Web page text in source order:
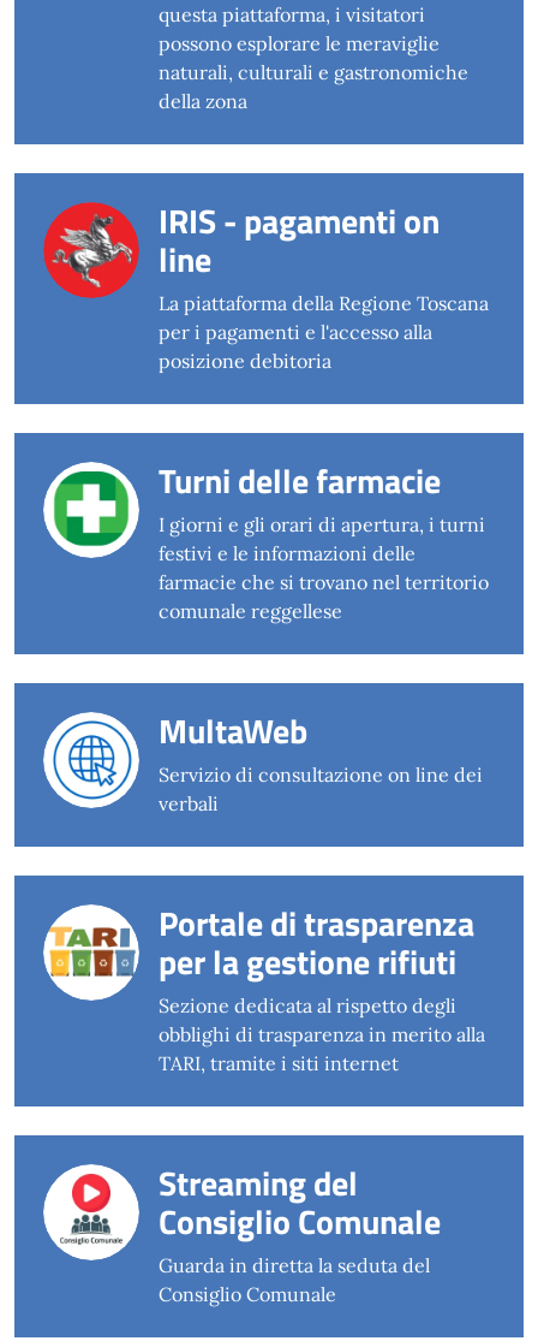
questa piattaforma, i visitatori
possono esplorare le meraviglie
naturali, culturali e gastronomiche
della zona
IRIS - pagamenti on
line
La piattaforma della Regione Toscana
per i pagamenti e l'accesso alla
posizione debitoria
Turni delle farmacie
I giorni e gli orari di apertura, i turni
festivi e le informazioni delle
farmacie che si trovano nel territorio
comunale reggellese
MultaWeb
Servizio di consultazione on line dei
verbali
Portale di trasparenza
per la gestione rifiuti
Sezione dedicata al rispetto degli
obblighi di trasparenza in merito alla
TARI, tramite i siti internet
Streaming del
Consiglio Comunale
Guarda in diretta la seduta del
Consiglio Comunale